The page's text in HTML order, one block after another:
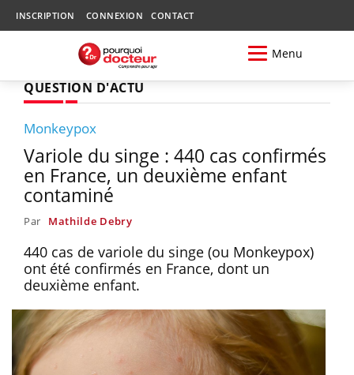
INSCRIPTION CONNEXION CONTACT
Menu
QUESTION D'ACTU
Monkeypox
Variole du singe : 440 cas confirmés
en France, un deuxième enfant
contaminé
Par Mathilde Debry
440 cas de variole du singe (ou Monkeypox)
ont été confirmés en France, dont un
deuxième enfant.